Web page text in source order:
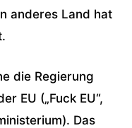
anderes Land hat
die Regierung
EU („Fuck EU“,
Das